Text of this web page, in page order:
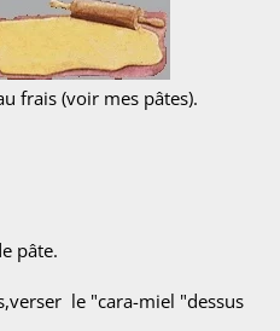
frais (voir mes pâtes).
pâte.
le "cara-miel "dessus